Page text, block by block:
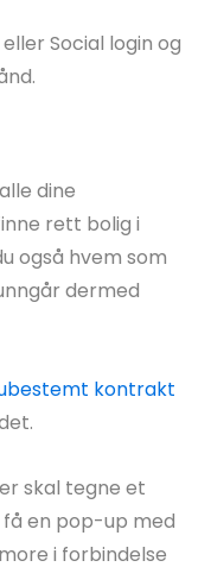
Social login og
dine
rett bolig i
også hvem som
dermed
kontrakt
skal tegne et
en pop-up med
i forbindelse